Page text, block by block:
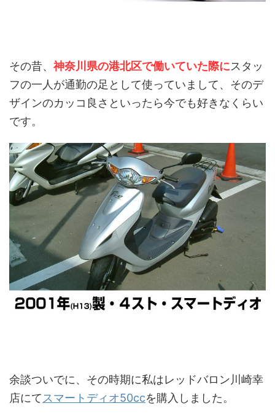
その昔、 神奈川県の港北区で働いていた際にスタッ
フの一人が通勤の足として使っていまして、そのデ
ザインのカッコ良さといったら今でも好きなくらい
です。
余談ついでに、その時期に私はレッドバロン川崎幸
店にてスマートディオ50ccを購入しました。